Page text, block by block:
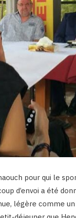
pour qui le
d’envoi a été
légère comme